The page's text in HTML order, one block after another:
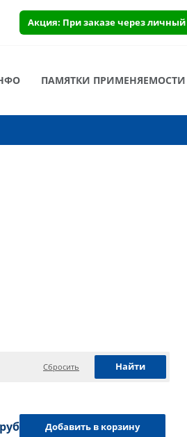
Акция: При заказе через
ПАМЯТКИ ПРИМЕНЯЕМОСТИ
Сбросить
Добавить в корзину